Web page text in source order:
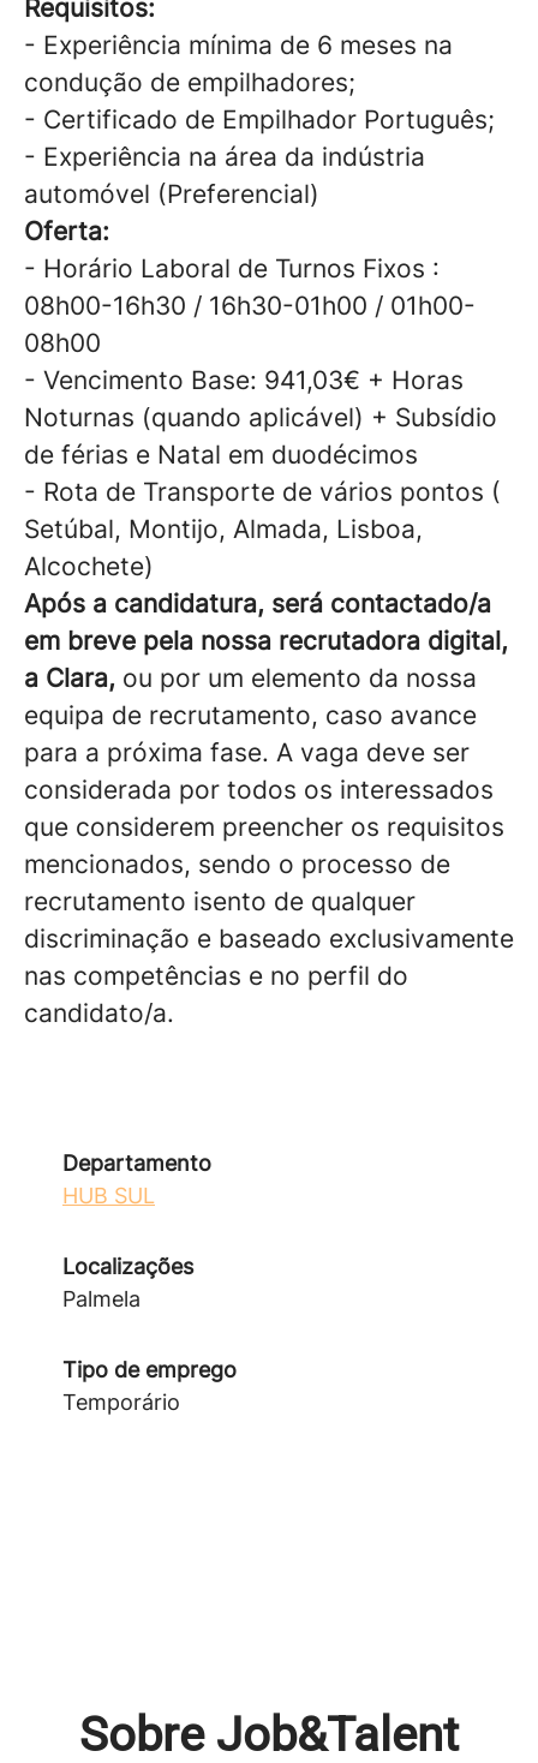
Requisitos:
- Experiência mínima de 6 meses na
condução de empilhadores;
- Certificado de Empilhador Português;
- Experiência na área da indústria
automóvel (Preferencial)
Oferta:
- Horário Laboral de Turnos Fixos :
08h00-16h30 / 16h30-01h00 / 01h00-
08h00
- Vencimento Base: 941,03€ + Horas
Noturnas (quando aplicável) + Subsídio
de férias e Natal em duodécimos
- Rota de Transporte de vários pontos (
Setúbal, Montijo, Almada, Lisboa,
Alcochete)
Após a candidatura, será contactado/a
em breve pela nossa recrutadora digital,
a Clara, ou por um elemento da nossa
equipa de recrutamento, caso avance
para a próxima fase. A vaga deve ser
considerada por todos os interessados
que considerem preencher os requisitos
mencionados, sendo o processo de
recrutamento isento de qualquer
discriminação e baseado exclusivamente
nas competências e no perfil do
candidato/a.
Departamento
HUB SUL
Localizações
Palmela
Tipo de emprego
Temporário
Sobre Job&Talent